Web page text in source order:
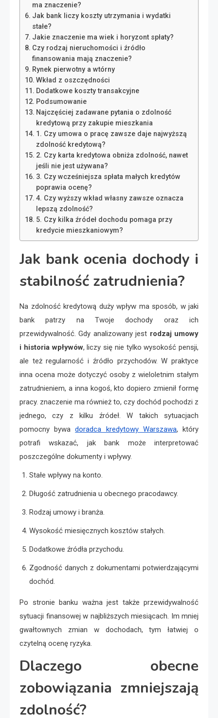
ma znaczenie?
Jak bank liczy koszty utrzymania i wydatki
stałe?
Jakie znaczenie ma wiek i horyzont spłaty?
Czy rodzaj nieruchomości i źródło
finansowania mają znaczenie?
Rynek pierwotny a wtórny
Wkład z oszczędności
Dodatkowe koszty transakcyjne
Podsumowanie
Najczęściej zadawane pytania o zdolność
kredytową przy zakupie mieszkania
1. Czy umowa o pracę zawsze daje najwyższą
zdolność kredytową?
2. Czy karta kredytowa obniża zdolność, nawet
jeśli nie jest używana?
3. Czy wcześniejsza spłata małych kredytów
poprawia ocenę?
4. Czy wyższy wkład własny zawsze oznacza
lepszą zdolność?
5. Czy kilka źródeł dochodu pomaga przy
kredycie mieszkaniowym?
Jak bank ocenia dochody i
stabilność zatrudnienia?
Na zdolność kredytową duży wpływ ma sposób, w jaki
bank patrzy na Twoje dochody oraz ich
przewidywalność. Gdy analizowany jest rodzaj umowy
i historia wpływów, liczy się nie tylko wysokość pensji,
ale też regularność i źródło przychodów. W praktyce
inna ocena może dotyczyć osoby z wieloletnim stałym
zatrudnieniem, a inna kogoś, kto dopiero zmienił formę
pracy. znaczenie ma również to, czy dochód pochodzi z
jednego, czy z kilku źródeł. W takich sytuacjach
pomocny bywadoradca kredytowy Warszawa, który
potrafi wskazać, jak bank może interpretować
poszczególne dokumenty i wpływy.
Stałe wpływy na konto.
Długość zatrudnienia u obecnego pracodawcy.
Rodzaj umowy i branża.
Wysokość miesięcznych kosztów stałych.
Dodatkowe źródła przychodu.
Zgodność danych z dokumentami potwierdzającymi
dochód.
Po stronie banku ważna jest także przewidywalność
sytuacji finansowej w najbliższych miesiącach. Im mniej
gwałtownych zmian w dochodach, tym łatwiej o
czytelną ocenę ryzyka.
Dlaczego obecne
zobowiązania zmniejszają
zdolność?